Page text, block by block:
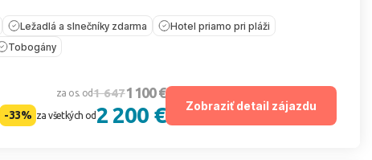
Ležadlá a slnečníky zdarma
Hotel priamo pri pláži
Tobogány
za os. od1 6471 100 €
-33% za všetkých od2 200 € Zobraziť detail zájazdu